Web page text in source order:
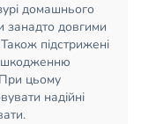
домашнього
занадто довгими
підстрижені
цьому
надійні